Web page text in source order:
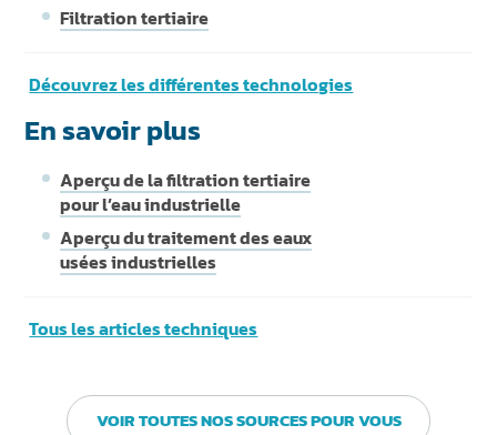
Filtration tertiaire
Découvrez les différentes technologies
En savoir plus
Aperçu de la filtration tertiaire
pour l’eau industrielle
Aperçu du traitement des eaux
usées industrielles
Tous les articles techniques
VOIR TOUTES NOS SOURCES POUR VOUS